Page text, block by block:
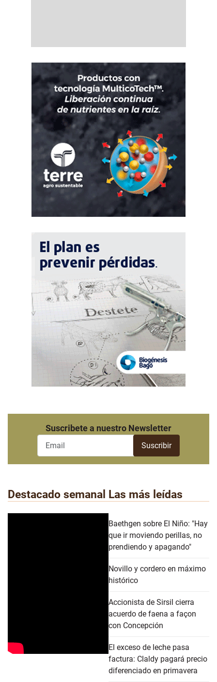
Suscribete a nuestro Newsletter
Destacado semanal Las más leídas
Baethgen sobre El Niño: "Hay
que ir moviendo perillas, no
prendiendo y apagando"
Novillo y cordero en máximo
histórico
Accionista de Sirsil cierra
acuerdo de faena a façon
con Concepción
El exceso de leche pasa
factura: Claldy pagará precio
diferenciado en primavera